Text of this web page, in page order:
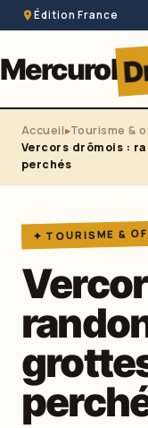
Édition France
Mercurol
Accueil Tourisme &
Vercors drômois :
perchés
✦ TOURISME &